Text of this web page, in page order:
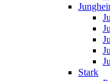
Stark